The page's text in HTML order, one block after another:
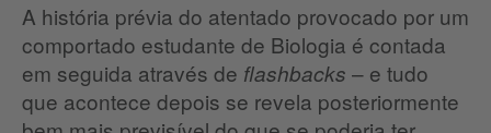
A história prévia do atentado provocado por um
comportado estudante de Biologia é contada
em seguida através de flashbacks – e tudo
que acontece depois se revela posteriormente